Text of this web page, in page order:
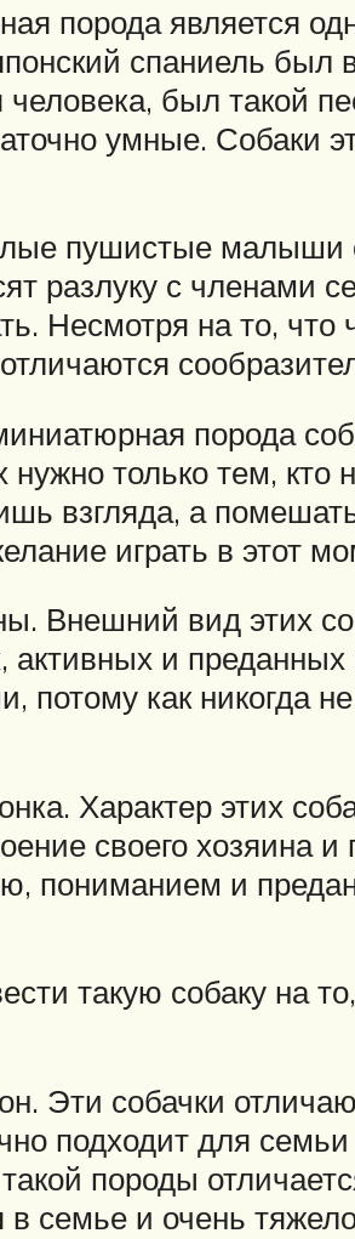
порода является
спаниель был
был такой
умные. Собаки
пушистые малыши
разлуку с членами
Несмотря на то,
порода
только тем, кто
взгляда, а
играть в этот
Внешний вид этих
активных и
потому как никогда
Характер этих
своего хозяина
пониманием и
такую собаку на
Эти собачки
подходит для
породы
семье и очень